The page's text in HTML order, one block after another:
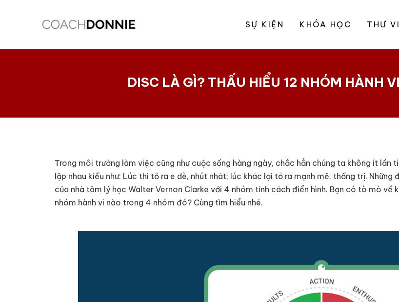
SỰ KIỆN KHÓA HỌC THƯ
DISC LÀ GÌ? THẤU HIỂU 12 NHÓM HÀNH
Trong môi trường làm việc cũng như cuộc sống hàng ngày, chắc hẳn chúng ta không ít
lập nhau kiểu như: Lúc thì tỏ ra e dè, nhút nhát; lúc khác lại tỏ ra mạnh mẽ, thống trị.
của nhà tâm lý học Walter Vernon Clarke với 4 nhóm tính cách điển hình. Bạn có tò mò về
nhóm hành vi nào trong 4 nhóm đó? Cùng tìm hiểu nhé.
hướng
bài